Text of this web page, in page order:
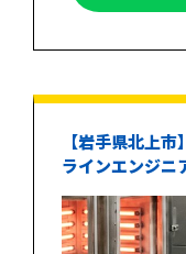
【岩手県北上
ラインエンジニ